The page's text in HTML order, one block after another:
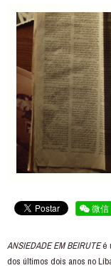
微信
ANSIEDADE EM BEIRUTEé
dos últimos dois anos no